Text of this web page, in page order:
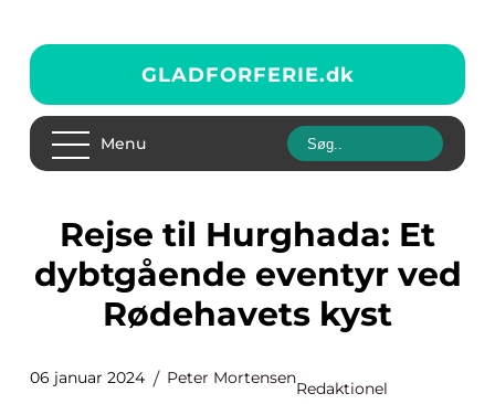
GLADFORFERIE.dk
Menu
Rejse til Hurghada: Et
dybtgående eventyr ved
Rødehavets kyst
06 januar 2024 Peter Mortensen
Redaktionel